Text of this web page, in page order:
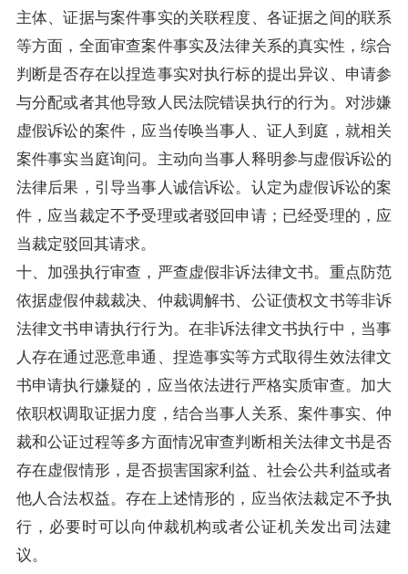
主体、证据与案件事实的关联程度、各证据之间的联系
等方面，全面审查案件事实及法律关系的真实性，综合
判断是否存在以捏造事实对执行标的提出异议、申请参
与分配或者其他导致人民法院错误执行的行为。对涉嫌
虚假诉讼的案件，应当传唤当事人、证人到庭，就相关
案件事实当庭询问。主动向当事人释明参与虚假诉讼的
法律后果，引导当事人诚信诉讼。认定为虚假诉讼的案
件，应当裁定不予受理或者驳回申请；已经受理的，应
当裁定驳回其请求。
十、加强执行审查，严查虚假非诉法律文书。重点防范
依据虚假仲裁裁决、仲裁调解书、公证债权文书等非诉
法律文书申请执行行为。在非诉法律文书执行中，当事
人存在通过恶意串通、捏造事实等方式取得生效法律文
书申请执行嫌疑的，应当依法进行严格实质审查。加大
依职权调取证据力度，结合当事人关系、案件事实、仲
裁和公证过程等多方面情况审查判断相关法律文书是否
存在虚假情形，是否损害国家利益、社会公共利益或者
他人合法权益。存在上述情形的，应当依法裁定不予执
行，必要时可以向仲裁机构或者公证机关发出司法建
议。